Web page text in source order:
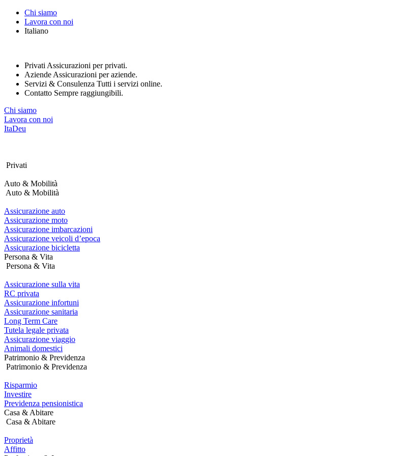
questo
Web
accessibilità.
Premi
Control-
per
adattare
il
non
che
utilizzano
screen
reader;
Premi
Control-
F10
per
aprire
menu
di
accessibilità.
Chi siamo
Lavora con noi
Italiano
Privati Assicurazioni per privati.
Aziende Assicurazioni per aziende.
Servizi & Consulenza Tutti i servizi online.
Contatto Sempre raggiungibili.
Chi siamo
Lavora con noi
ItaDeu
Privati
Auto & Mobilità
Auto & Mobilità
Assicurazione auto
Assicurazione moto
Assicurazione imbarcazioni
Assicurazione veicoli d’epoca
Assicurazione bicicletta
Persona & Vita
Persona & Vita
Assicurazione sulla vita
RC privata
Assicurazione infortuni
Assicurazione sanitaria
Long Term Care
Tutela legale privata
Assicurazione viaggio
Animali domestici
Patrimonio & Previdenza
Patrimonio & Previdenza
Risparmio
Investire
Previdenza pensionistica
Casa & Abitare
Casa & Abitare
Proprietà
Affitto